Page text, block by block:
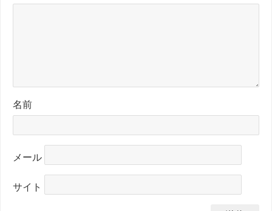
名前
メール
サイト